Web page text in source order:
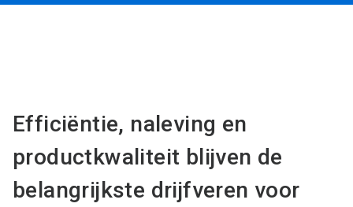
Efficiëntie, naleving en
productkwaliteit blijven de
belangrijkste drijfveren voor